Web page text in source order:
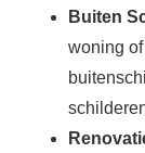
Buiten
woning